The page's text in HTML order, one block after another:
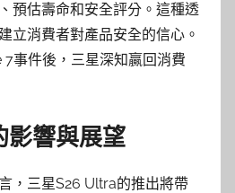
預估壽命和安全評分。這種透
立消費者對產品安全的信心。
事件後，三星深知贏回消費
影響與展望
，三星S26 Ultra的推出將帶